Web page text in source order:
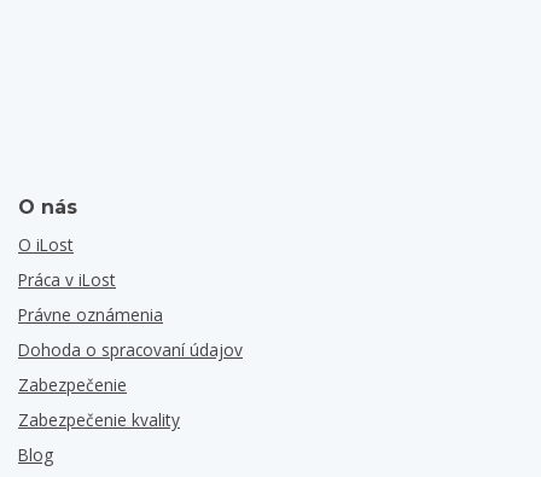
O nás
O iLost
Práca v iLost
Právne oznámenia
Dohoda o spracovaní údajov
Zabezpečenie
Zabezpečenie kvality
Blog